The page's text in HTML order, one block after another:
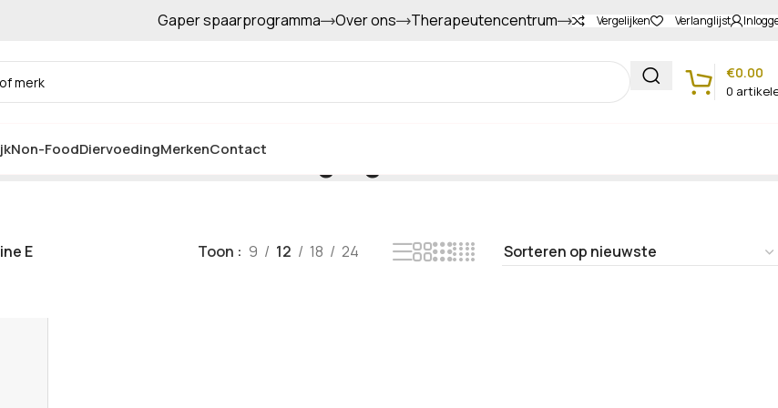
Gratis afhalen in de winkel Gapers sparen voor extra korting
Gaper spaarprogramma Over ons Therapeutencentrum Vergelijken Verlanglijst
0
€0.00
Non-FoodDiervoedingMerkenContact
E huidverzorging
E
Toon 9 12 18 24